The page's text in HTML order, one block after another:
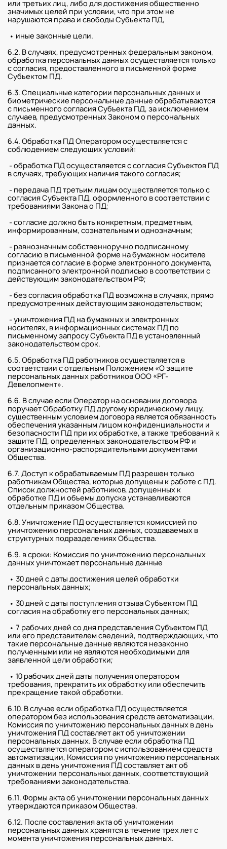
или третьих лиц, либо для достижения общественно
значимых целей при условии, что при этом не
нарушаются права и свободы Субъекта ПД,
• иные законные цели.
6.2. В случаях, предусмотренных федеральным законом,
обработка персональных данных осуществляется только
с согласия, предоставленного в письменной форме
Субъектом ПД.
6.3. Специальные категории персональных данных и
биометрические персональные данные обрабатываются
с письменного согласия Субъекта ПД, за исключением
случаев, предусмотренных Законом о персональных
данных.
6.4. Обработка ПД Оператором осуществляется с
соблюдением следующих условий:
- обработка ПД осуществляется с согласия Субъектов ПД
в случаях, требующих наличия такого согласия;
- передача ПД третьим лицам осуществляется только с
согласия Субъекта ПД, оформленного в соответствии с
требованиями Закона о ПД;
- согласие должно быть конкретным, предметным,
информированным, сознательным и однозначным;
- равнозначным собственноручно подписанному
согласию в письменной форме на бумажном носителе
признается согласие в форме электронного документа,
подписанного электронной подписью в соответствии с
действующим законодательством РФ;
- без согласия обработка ПД возможна в случаях, прямо
предусмотренных действующим законодательством;
- уничтожения ПД на бумажных и электронных
носителях, в информационных системах ПД по
письменному запросу Субъекта ПД в установленный
законодательством срок.
6.5. Обработка ПД работников осуществляется в
соответствии с отдельным Положением «О защите
персональных данных работников ООО «РГ-
Девелопмент».
6.6. В случае если Оператор на основании договора
поручает Обработку ПД другому юридическому лицу,
существенным условием договора является обязанность
обеспечения указанным лицом конфиденциальности и
безопасности ПД при их обработке, а также требований к
защите ПД, определенных законодательством РФ и
организационно-распорядительными документами
Общества.
6.7. Доступ к обрабатываемым ПД разрешен только
работникам Общества, которые допущены к работе с ПД.
Список должностей работников, допущенных к
обработке ПД и объемы допуска устанавливаются
отдельным приказом Общества.
6.8. Уничтожение ПД осуществляется комиссией по
уничтожению персональных данных, создаваемых в
структурных подразделениях Общества.
6.9. в сроки: Комиссия по уничтожению персональных
данных уничтожает персональные данные
• 30 дней с даты достижения целей обработки
персональных данных;
• 30 дней с даты поступления отзыва Субъектом ПД
согласия на обработку его персональных данных;
• 7 рабочих дней со дня представления Субъектом ПД
или его представителем сведений, подтверждающих, что
такие персональные данные являются незаконно
полученными или не являются необходимыми для
заявленной цели обработки;
• 10 рабочих дней даты получения оператором
требования, прекратить их обработку или обеспечить
прекращение такой обработки.
6.10. В случае если обработка ПД осуществляется
оператором без использования средств автоматизации,
Комиссия по уничтожению персональных данных в день
уничтожения ПД составляет акт об уничтожении
персональных данных. В случае если обработка ПД
осуществляется оператором с использованием средств
автоматизации, Комиссия по уничтожению персональных
данных в день уничтожения ПД составляет акт об
уничтожении персональных данных, соответствующий
требованиями законодательства.
6.11. Формы акта об уничтожении персональных данных
утверждаются приказом Общества.
6.12. После составления акта об уничтожении
персональных данных хранятся в течение трех лет с
момента уничтожения персональных данных.